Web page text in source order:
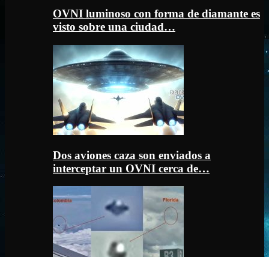
OVNI luminoso con forma de diamante es
visto sobre una ciudad…
Dos aviones caza son enviados a
interceptar un OVNI cerca de…